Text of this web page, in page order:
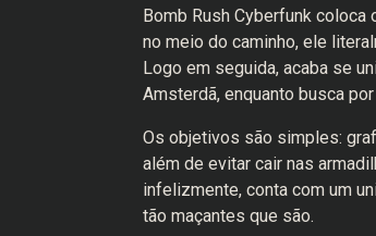
Bomb Rush Cyberfunk coloca
no meio do caminho, ele
Logo em seguida, acaba se
Amsterdã, enquanto busca
Os objetivos são simples:
além de evitar cair nas
infelizmente, conta com um
tão maçantes que são.